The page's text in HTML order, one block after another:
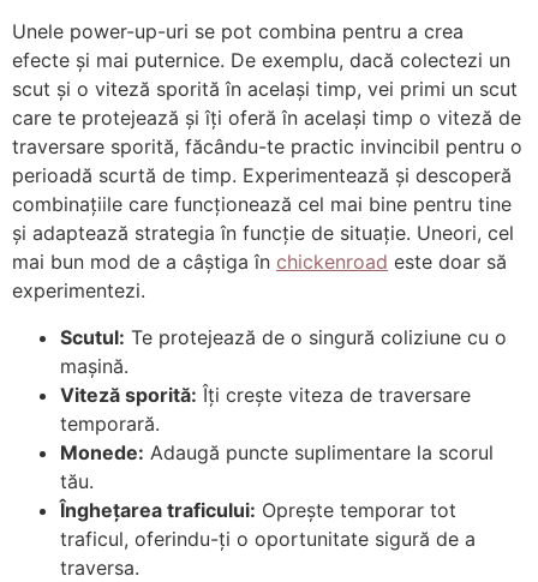
Unele power-up-uri se pot combina pentru a crea
efecte și mai puternice. De exemplu, dacă colectezi un
scut și o viteză sporită în același timp, vei primi un scut
care te protejează și îți oferă în același timp o viteză de
traversare sporită, făcându-te practic invincibil pentru o
perioadă scurtă de timp. Experimentează și descoperă
combinațiile care funcționează cel mai bine pentru tine
și adaptează strategia în funcție de situație. Uneori, cel
mai bun mod de a câștiga în chickenroad este doar să
experimentezi.
Scutul: Te protejează de o singură coliziune cu o
mașină.
Viteză sporită: Îți crește viteza de traversare
temporară.
Monede: Adaugă puncte suplimentare la scorul
tău.
Înghețarea traficului: Oprește temporar tot
traficul, oferindu-ți o oportunitate sigură de a
traversa.